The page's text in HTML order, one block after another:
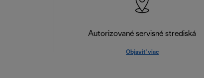
Autorizované servisné strediská
Objaviť viac